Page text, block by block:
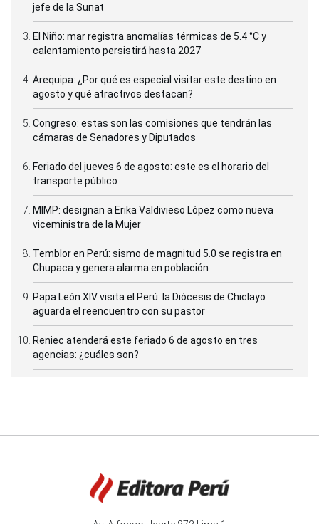
jefe de la Sunat
El Niño: mar registra anomalías térmicas de 5.4 °C y
calentamiento persistirá hasta 2027
Arequipa: ¿Por qué es especial visitar este destino en
agosto y qué atractivos destacan?
Congreso: estas son las comisiones que tendrán las
cámaras de Senadores y Diputados
Feriado del jueves 6 de agosto: este es el horario del
transporte público
MIMP: designan a Erika Valdivieso López como nueva
viceministra de la Mujer
Temblor en Perú: sismo de magnitud 5.0 se registra en
Chupaca y genera alarma en población
Papa León XIV visita el Perú: la Diócesis de Chiclayo
aguarda el reencuentro con su pastor
Reniec atenderá este feriado 6 de agosto en tres
agencias: ¿cuáles son?